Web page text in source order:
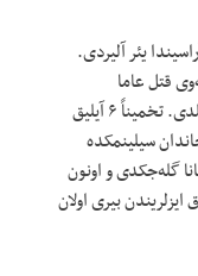
یئر آلیردی.
قتل عاما
باشلادیلار. فریدون ابراهیمی ایسه حبس ائدیلدی. تخمیناً ۶ آیلیق
سیلینمکده
گله‌جکدی و اونون
بیری اولان